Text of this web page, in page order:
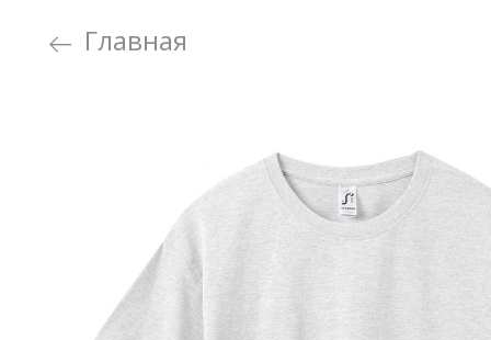
Главная